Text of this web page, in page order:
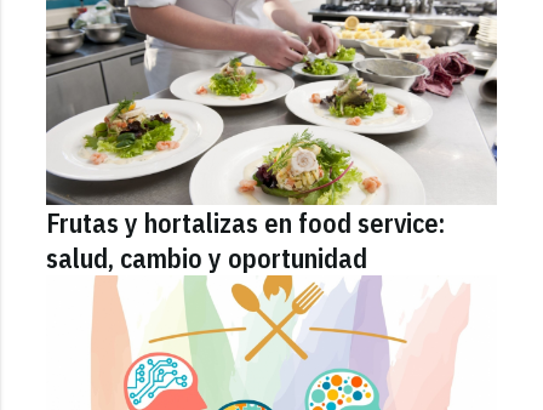
Frutas y hortalizas en food service:
salud, cambio y oportunidad